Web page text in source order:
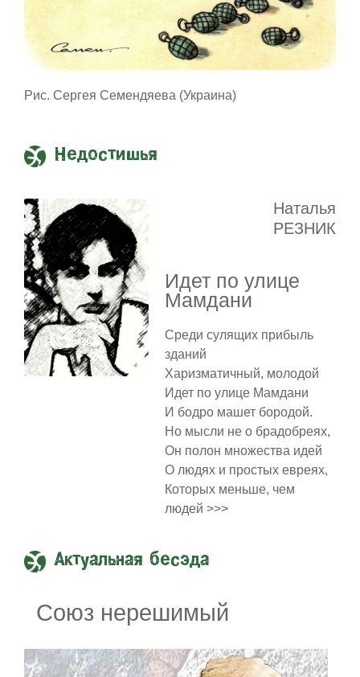
Рис. Сергея Семендяева (Украина)
Недостишья
Наталья
РЕЗНИК
Идет по улице
Мамдани
Среди сулящих прибыль
зданий
Харизматичный, молодой
Идет по улице Мамдани
И бодро машет бородой.
Но мысли не о брадобреях,
Он полон множества идей
О людях и простых евреях,
Которых меньше, чем
людей >>>
Актуальная бесэда
Союз нерешимый